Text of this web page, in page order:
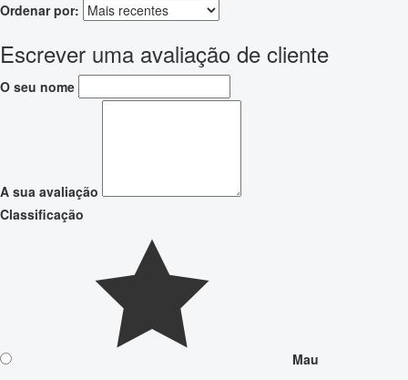
Ordenar por:
Escrever uma avaliação de cliente
O seu nome
A sua avaliação
Classificação
Mau